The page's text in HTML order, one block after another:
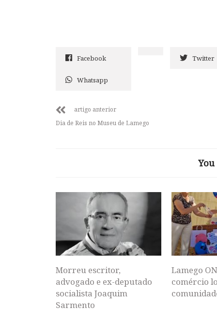
Facebook Twitter
Whatsapp
artigo anterior
Dia de Reis no Museu de Lamego
Morreu escritor,
advogado e ex-deputado
socialista Joaquim
Sarmento
Lamego
comércio